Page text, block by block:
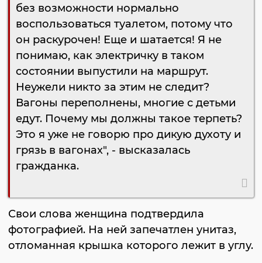
без возможности нормально
воспользоваться туалетом, потому что
он раскурочен! Еще и шатается! Я не
понимаю, как электричку в таком
состоянии выпустили на маршрут.
Неужели никто за этим не следит?
Вагоны переполнены, многие с детьми
едут. Почему мы должны такое терпеть?
Это я уже не говорю про дикую духоту и
грязь в вагонах", - высказалась
гражданка.
Свои слова женщина подтвердила
фотографией. На ней запечатлен унитаз,
отломанная крышка которого лежит в углу.